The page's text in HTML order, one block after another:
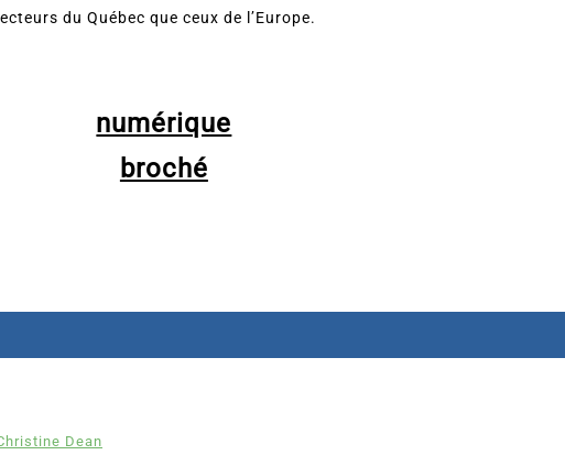
du Québec que ceux de l’Europe.
numérique
broché
Dean